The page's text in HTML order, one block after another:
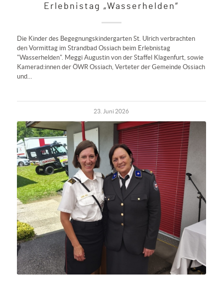
Erlebnistag „Wasserhelden“
Die Kinder des Begegnungskindergarten St. Ulrich verbrachten
den Vormittag im Strandbad Ossiach beim Erlebnistag
"Wasserhelden". Meggi Augustin von der Staffel Klagenfurt, sowie
Kamerad:innen der ÖWR Ossiach, Verteter der Gemeinde Ossiach
und…
23. Juni 2026